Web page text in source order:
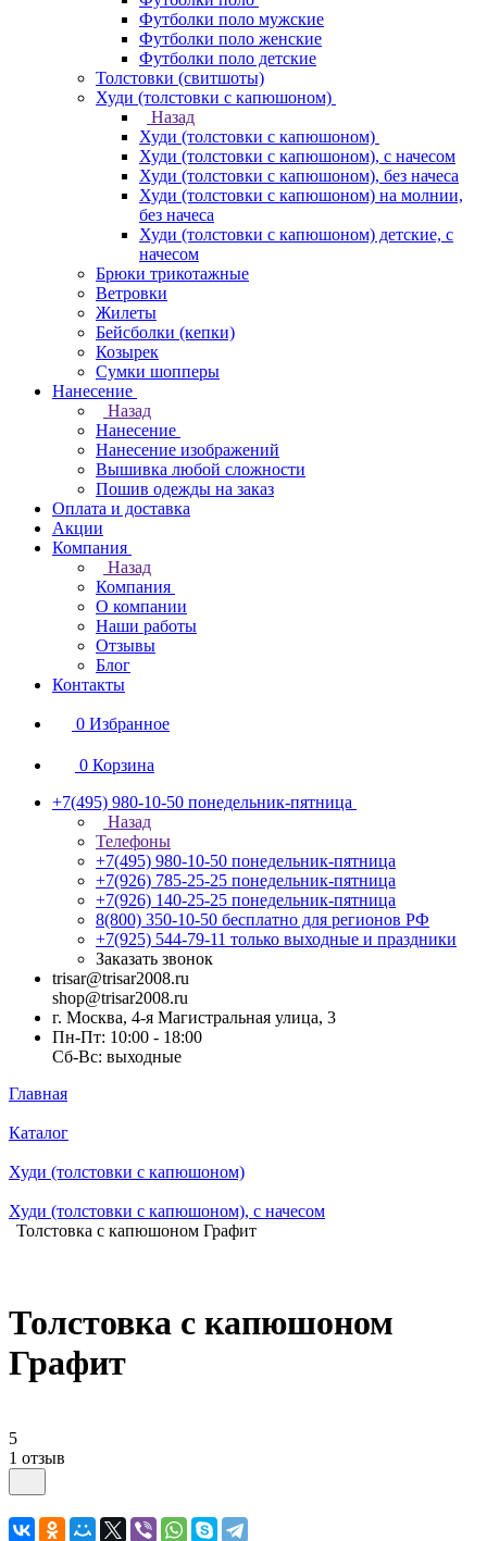
Футболки поло мужские
Футболки поло женские
Футболки поло детские
Толстовки (свитшоты)
Худи (толстовки с капюшоном)
Назад
Худи (толстовки с капюшоном)
Худи (толстовки c капюшоном), с начесом
Худи (толстовки c капюшоном), без начеса
Худи (толстовки с капюшоном) на молнии,
без начеса
Худи (толстовки c капюшоном) детские, с
начесом
Брюки трикотажные
Ветровки
Жилеты
Бейсболки (кепки)
Козырек
Сумки шопперы
Нанесение
Назад
Нанесение
Нанесение изображений
Вышивка любой сложности
Пошив одежды на заказ
Оплата и доставка
Акции
Компания
Назад
Компания
О компании
Наши работы
Отзывы
Блог
Контакты
0 Избранное
0 Корзина
+7(495) 980-10-50 понедельник-пятница
Назад
Телефоны
+7(495) 980-10-50 понедельник-пятница
+7(926) 785-25-25 понедельник-пятница
+7(926) 140-25-25 понедельник-пятница
8(800) 350-10-50 бесплатно для регионов РФ
+7(925) 544-79-11 только выходные и праздники
Заказать звонок
trisar@trisar2008.ru
shop@trisar2008.ru
г. Москва, 4-я Магистральная улица, 3
Пн-Пт: 10:00 - 18:00
Сб-Вс: выходные
Главная
Каталог
Худи (толстовки с капюшоном)
Худи (толстовки c капюшоном), с начесом
Толстовка с капюшоном Графит
Толстовка с капюшоном
Графит
5
1 отзыв